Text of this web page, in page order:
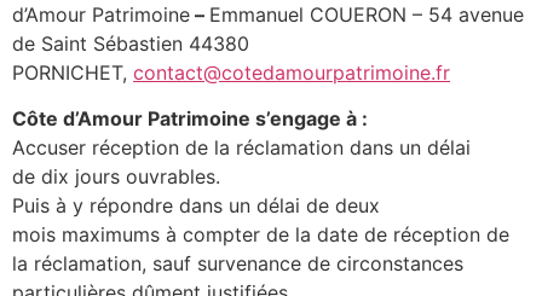
d’Amour Patrimoine – Emmanuel COUERON – 54 avenue
de Saint Sébastien 44380
PORNICHET, contact@cotedamourpatrimoine.fr
Côte d’Amour Patrimoine s’engage à :
Accuser réception de la réclamation dans un délai
de dix jours ouvrables.
Puis à y répondre dans un délai de deux
mois maximums à compter de la date de réception de
la réclamation, sauf survenance de circonstances